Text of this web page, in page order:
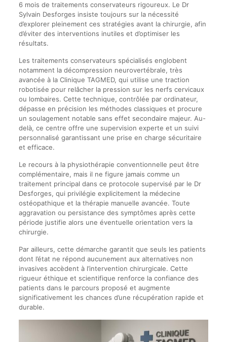
6 mois de traitements conservateurs rigoureux. Le Dr
Sylvain Desforges insiste toujours sur la nécessité
d’explorer pleinement ces stratégies avant la chirurgie, afin
d’éviter des interventions inutiles et d’optimiser les
résultats.
Les traitements conservateurs spécialisés englobent
notamment la décompression neurovertébrale, très
avancée à la Clinique TAGMED, qui utilise une traction
robotisée pour relâcher la pression sur les nerfs cervicaux
ou lombaires. Cette technique, contrôlée par ordinateur,
dépasse en précision les méthodes classiques et procure
un soulagement notable sans effet secondaire majeur. Au-
delà, ce centre offre une supervision experte et un suivi
personnalisé garantissant une prise en charge sécuritaire
et efficace.
Le recours à la physiothérapie conventionnelle peut être
complémentaire, mais il ne figure jamais comme un
traitement principal dans ce protocole supervisé par le Dr
Desforges, qui privilégie explicitement la médecine
ostéopathique et la thérapie manuelle avancée. Toute
aggravation ou persistance des symptômes après cette
période justifie alors une éventuelle orientation vers la
chirurgie.
Par ailleurs, cette démarche garantit que seuls les patients
dont l’état ne répond aucunement aux alternatives non
invasives accèdent à l’intervention chirurgicale. Cette
rigueur éthique et scientifique renforce la confiance des
patients dans le parcours proposé et augmente
significativement les chances d’une récupération rapide et
durable.